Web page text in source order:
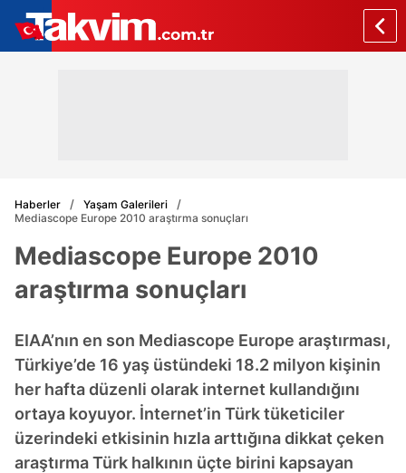
Haberler
Yaşam Galerileri
Mediascope Europe 2010 araştırma sonuçları
Mediascope Europe 2010
araştırma sonuçları
EIAA’nın en son Mediascope Europe araştırması,
Türkiye’de 16 yaş üstündeki 18.2 milyon kişinin
her hafta düzenli olarak internet kullandığını
ortaya koyuyor. İnternet’in Türk tüketiciler
üzerindeki etkisinin hızla arttığına dikkat çeken
araştırma Türk halkının üçte birini kapsayan